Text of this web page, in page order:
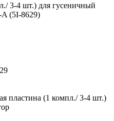
3-4 шт.) для гусеничный
(5I-8629)
пластина (1 компл./ 3-4 шт.)